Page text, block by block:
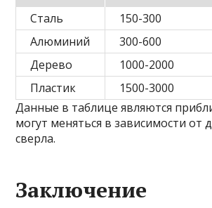
Сталь
150-300
Алюминий
300-600
Дерево
1000-2000
Пластик
1500-3000
Данные в таблице являются
могут меняться в зависимости от
сверла.
Заключение